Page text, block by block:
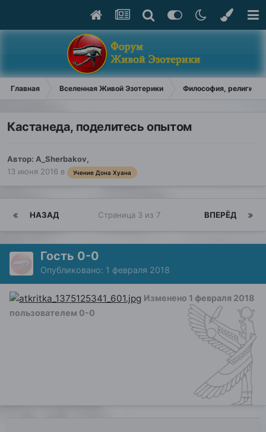
Главная Вселенная Живой Эзотерики Философия, религия,
Кастанеда, поделитесь опытом
Автор: A_Sherbakov,
13 июня 2016 в Учение Дона Хуана
НАЗАД ВПЕРЁД
Страница 3 из 7
Гость 0-0
Опубликовано: 1 февраля 2018
Изменено 1 февраля 2018
пользователем 0-0